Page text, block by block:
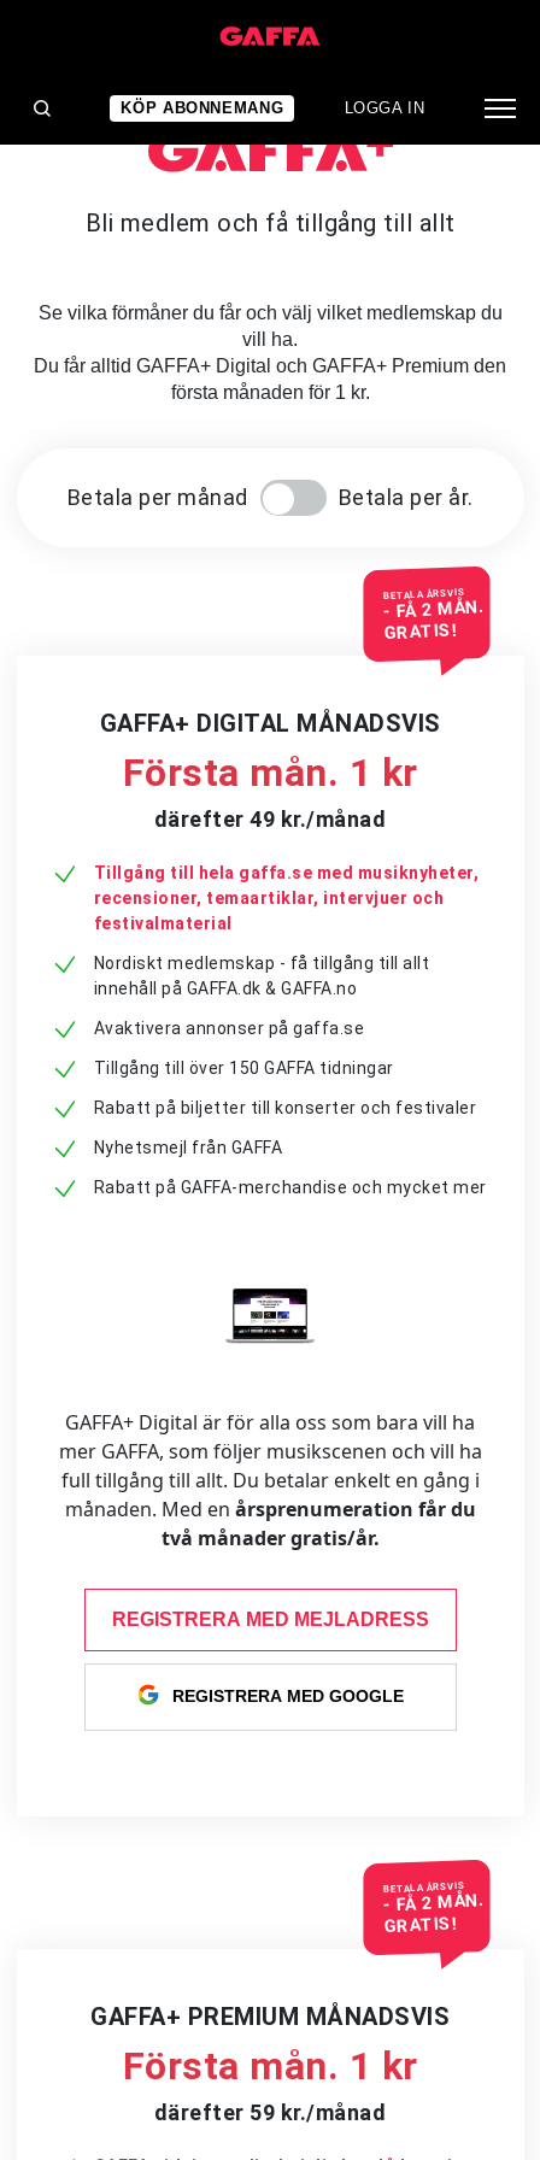
KÖP ABONNEMANG LOGGA IN
Bli medlem och få tillgång till allt
Se vilka förmåner du får och välj vilket medlemskap du
vill ha.
Du får alltid GAFFA+ Digital och GAFFA+ Premium den
första månaden för 1 kr.
Betala per månad Betala per år.
BETALA ÅRSVIS
- FÅ 2 MÅN.
GRATIS!
GAFFA+ DIGITAL MÅNADSVIS
Första mån. 1 kr
därefter 49 kr./månad
Tillgång till hela gaffa.se med musiknyheter,
recensioner, temaartiklar, intervjuer och
festivalmaterial
Nordiskt medlemskap - få tillgång till allt
innehåll på GAFFA.dk & GAFFA.no
Avaktivera annonser på gaffa.se
Tillgång till över 150 GAFFA tidningar
Rabatt på biljetter till konserter och festivaler
Nyhetsmejl från GAFFA
Rabatt på GAFFA-merchandise och mycket mer
GAFFA+ Digital är för alla oss som bara vill ha
mer GAFFA, som följer musikscenen och vill ha
full tillgång till allt. Du betalar enkelt en gång i
månaden. Med en årsprenumeration får du
två månader gratis/år.
REGISTRERA MED MEJLADRESS
REGISTRERA MED GOOGLE
BETALA ÅRSVIS
- FÅ 2 MÅN.
GRATIS!
GAFFA+ PREMIUM MÅNADSVIS
Första mån. 1 kr
därefter 59 kr./månad